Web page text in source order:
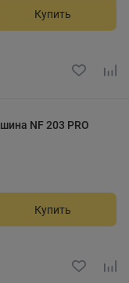
Купить
NF 203 PRO
Купить